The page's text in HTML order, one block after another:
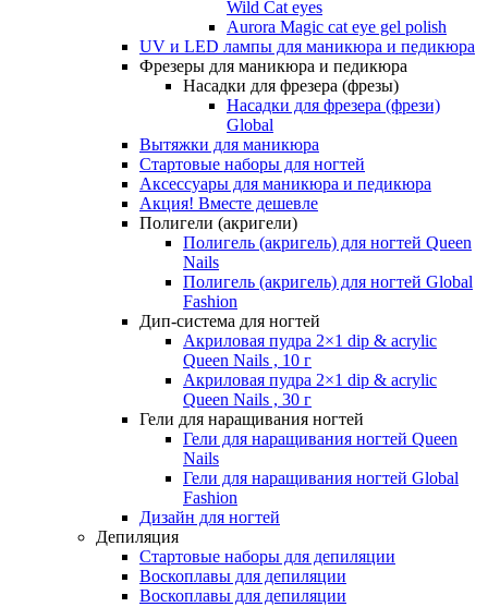
Wild Cat eyes
Aurora Magic cat eye gel polish
UV и LED лампы для маникюра и педикюра
Фрезеры для маникюра и педикюра
Насадки для фрезера (фрезы)
Насадки для фрезера (фрези)
Global
Вытяжки для маникюра
Стартовые наборы для ногтей
Аксессуары для маникюра и педикюра
Акция! Вместе дешевле
Полигели (акригели)
Полигель (акригель) для ногтей Queen
Nails
Полигель (акригель) для ногтей Global
Fashion
Дип-система для ногтей
Акриловая пудра 2×1 dip & acrylic
Queen Nails , 10 г
Акриловая пудра 2×1 dip & acrylic
Queen Nails , 30 г
Гели для наращивания ногтей
Гели для наращивания ногтей Queen
Nails
Гели для наращивания ногтей Global
Fashion
Дизайн для ногтей
Депиляция
Стартовые наборы для депиляции
Воскоплавы для депиляции
Воскоплавы для депиляции